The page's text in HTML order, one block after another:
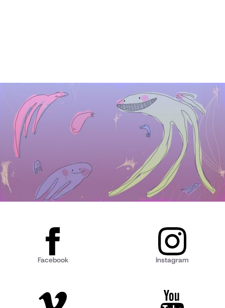
Facebook Instagram